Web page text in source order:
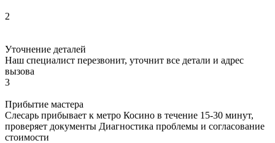
2
Уточнение деталей
Наш специалист перезвонит, уточнит все детали и адрес
вызова
3
Прибытие мастера
Слесарь прибывает к метро Косино в течение 15-30 минут,
проверяет документы Диагностика проблемы и согласование
стоимости